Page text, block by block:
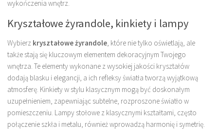
wykończenia wnętrz.
Kryształowe żyrandole, kinkiety i lampy
Wybierz kryształowe żyrandole, które nie tylko oświetlają, ale
także stają się kluczowym elementem dekoracyjnym Twojego
wnętrza. Te elementy wykonane z wysokiej jakości kryształów
dodają blasku i elegancji, a ich refleksy światła tworzą wyjątkową
atmosferę. Kinkiety w stylu klasycznym mogą być doskonałym
uzupełnieniem, zapewniając subtelne, rozproszone światło w
pomieszczeniu. Lampy stołowe z klasycznymi kształtami, często
połączenie szkła i metalu, również wprowadzą harmonię i symetrię.